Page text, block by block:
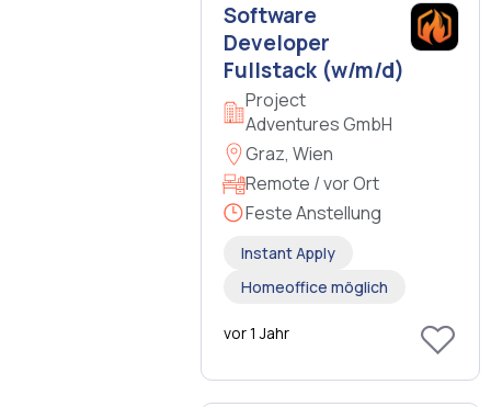
Software
Developer
Fullstack (w/m/d)
Project
Adventures GmbH
Graz, Wien
Remote / vor Ort
Feste Anstellung
Instant Apply
Homeoffice möglich
vor 1 Jahr